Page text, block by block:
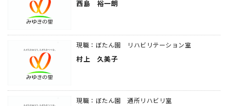
西島 裕一朗
現職：ぼたん園 リハビリテーション室
村上 久美子
現職：ぼたん園 通所リハビリ室